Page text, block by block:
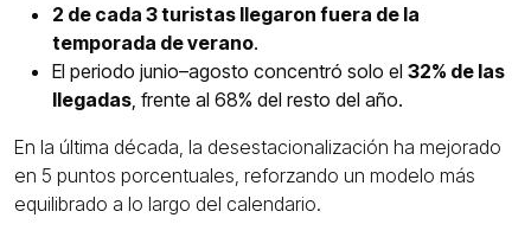
2 de cada 3 turistas llegaron fuera de la
temporada de verano.
El periodo junio–agosto concentró solo el 32% de las
llegadas , frente al 68% del resto del año.
En la última década, la desestacionalización ha mejorado
en 5 puntos porcentuales, reforzando un modelo más
equilibrado a lo largo del calendario.